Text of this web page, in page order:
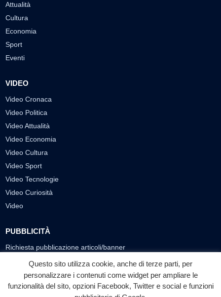
Attualità
Cultura
Economia
Sport
Eventi
VIDEO
Video Cronaca
Video Politica
Video Attualità
Video Economia
Video Cultura
Video Sport
Video Tecnologie
Video Curiosità
Video
PUBBLICITÀ
Richiesta pubblicazione articoli/banner
SEGUICI SUI SOCIAL
f ◎ ▶
Questo sito utilizza cookie, anche di terze parti, per
personalizzare i contenuti come widget per ampliare le
funzionalità del sito, opzioni Facebook, Twitter e social e funzioni